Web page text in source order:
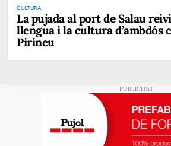
CULTURA
La pujada al port de Salau
llengua i la cultura d’ambdós
Pirineu